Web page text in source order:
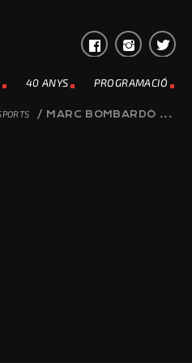
40 ANYS PROGRAMACIÓ
/ MARC BOMBARDÓ ...